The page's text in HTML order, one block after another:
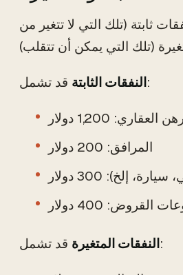
ثابتة (تلك التي لا تتغير من
النفقات الثابتةقد تشمل:
1,200 دولار
المرافق: 200 دولار
إلخ): 300 دولار
القروض: 400 دولار
النفقات المتغيرةقد تشمل: